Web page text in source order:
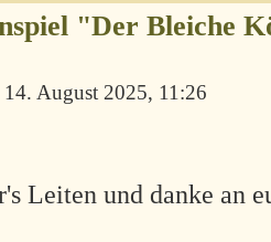
"Der Bleiche
14. August 2025, 11:26
Leiten und danke an